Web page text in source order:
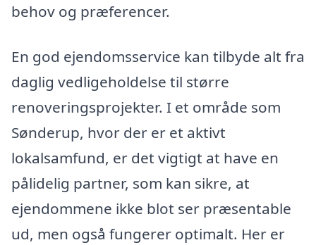
behov og præferencer.
En god ejendomsservice kan tilbyde alt fra
daglig vedligeholdelse til større
renoveringsprojekter. I et område som
Sønderup, hvor der er et aktivt
lokalsamfund, er det vigtigt at have en
pålidelig partner, som kan sikre, at
ejendommene ikke blot ser præsentable
ud, men også fungerer optimalt. Her er